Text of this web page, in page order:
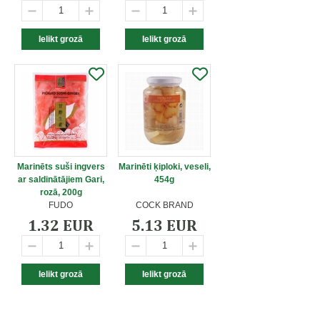
Marinēts suši ingvers
ar saldinātājiem Gari,
rozā, 200g
FUDO
1.32 EUR
Marinēti ķiploki, veseli,
454g
COCK BRAND
5.13 EUR